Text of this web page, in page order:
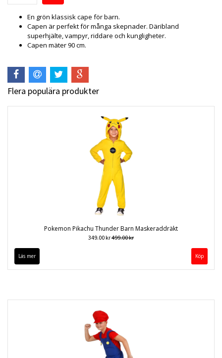
En grön klassisk cape för barn.
Capen är perfekt för många skepnader. Däribland
superhjälte, vampyr, riddare och kungligheter.
Capen mäter 90 cm.
Flera populära produkter
Pokemon Pikachu Thunder Barn Maskeraddräkt
349.00 kr499.00 kr
Läs mer Köp